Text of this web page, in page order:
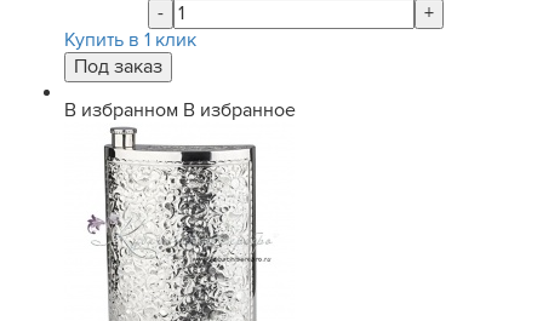
-
+
Купить в 1 клик
В избранном В избранное